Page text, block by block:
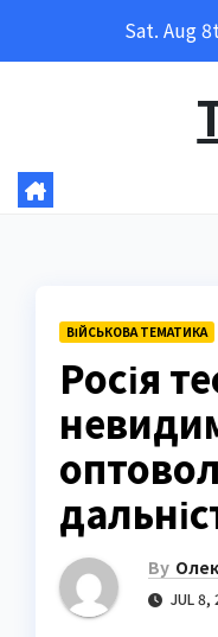
Sat. Aug
ВІЙСЬКОВА ТЕМАТИКА
Росія
By
JUL 8,